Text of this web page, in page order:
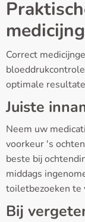
Correct
optimale
Juiste
Neem uw
voorkeur 's
beste bij
middags
toiletbezoeken te
Bij